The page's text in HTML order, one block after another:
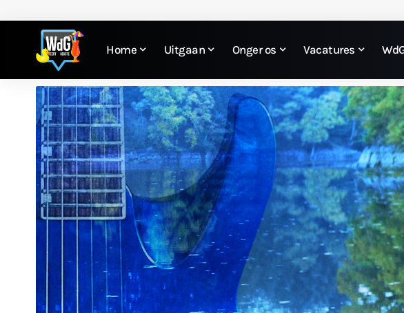
Home Uitgaan Onger os Vacatures